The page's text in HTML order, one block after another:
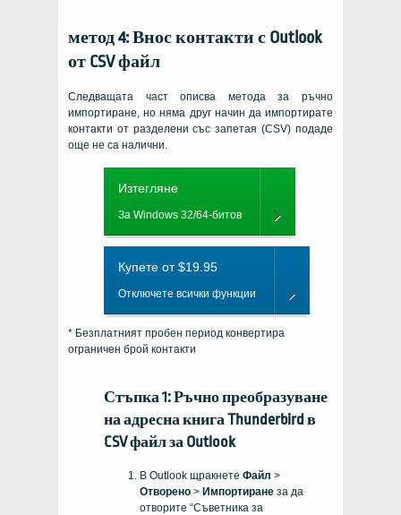
метод 4: Внос контакти с Outlook
от CSV файл
Следващата част описва метода за ръчно
импортиране, но няма друг начин да импортирате
контакти от разделени със запетая (CSV) подаде
още не са налични.
Изтегляне
За Windows 32/64-битов
Купете от $19.95
Отключете всички функции
* Безплатният пробен период конвертира
ограничен брой контакти
Стъпка 1: Ръчно преобразуване
на адресна книга Thunderbird в
CSV файл за Outlook
В Outlook щракнете Файл >
Отворено > Импортиране за да
отворите “Съветника за